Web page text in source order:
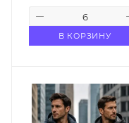
В КОРЗИНУ